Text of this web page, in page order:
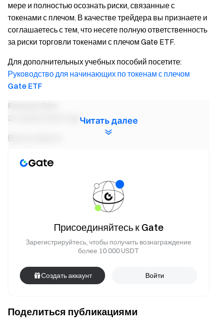
мере и полностью осознать риски, связанные с
токенами с плечом. В качестве трейдера вы признаете и
соглашаетесь с тем, что несете полную ответственность
за риски торговли токенами с плечом Gate ETF.
Для дополнительных учебных пособий посетите:
Руководство для начинающих по токенам с плечом
Gate ETF
Команда Gate
22 апреля 2025 года
Врата в Крипто
Торгуйте более 4,900 криптовалют безопасно, быстро и
легко на Gate
Регистрация
$10,000 в приветственных наградах
и получайте комиссию 40%
Оставайтесь на связи Посетите официальный сайт Gate
Скачать приложение Gate | Desktop
получить больше бонусов
обсудить актуальные темы
Взаимодействуйте с нашим мировым сообществом
Прозрачность и безопасность
Читать далее
Поделиться публикациями
Присоединяйтесь к Gate
Зарегистрируйтесь, чтобы получить вознаграждение
более 10 000 USDT
Создать аккаунт Войти